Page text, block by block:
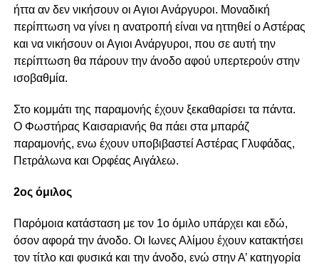
ήττα αν δεν νικήσουν οι Αγιοι Ανάργυροι. Μοναδική
περίπτωση να γίνει η ανατροπή είναι να ηττηθεί ο Αστέρας
και να νικήσουν οι Αγιοι Ανάργυροι, που σε αυτή την
περίπτωση θα πάρουν την άνοδο αφού υπερτερούν στην
ισοβαθμία.
Στο κομμάτι της παραμονής έχουν ξεκαθαρίσει τα πάντα.
Ο Φωστήρας Καισαριανής θα πάει στα μπαράζ
παραμονής, ενω έχουν υποβιβαστεί Αστέρας Γλυφάδας,
Πετράλωνα και Ορφέας Αιγάλεω.
2ος όμιλος
Παρόμοια κατάσταση με τον 1ο όμιλο υπάρχει και εδώ,
όσον αφορά την άνοδο. Οι Ιωνες Αλίμου έχουν κατακτήσει
τον τίτλο και φυσικά και την άνοδο, ενώ στην Α’ κατηγορία